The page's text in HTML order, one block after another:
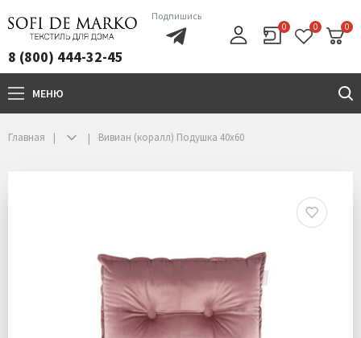
8 (800) 444-32-45
Подпишись
0 0 0
МЕНЮ
Главная Вивиан (коралл) Подушка 40х60